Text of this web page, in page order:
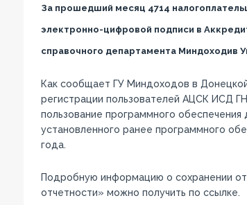
За прошедший месяц 4714
электронно-цифровой подписи в
справочного департамента Миндоходив
Как сообщает ГУ Миндоходов в
регистрации пользователей АЦСК ИСД
пользование программного
установленного ранее программного
года.
Подробную информацию о сохранении
отчетности» можно получить по ссылке.